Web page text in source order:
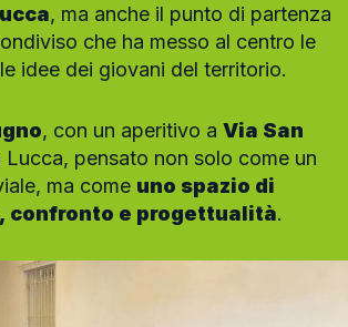
, ma anche il punto di partenza
che ha messo al centro le
idee dei giovani del territorio.
, con un aperitivo a Via San
Lucca, pensato non solo come un
ma come uno spazio di
confronto e progettualità.